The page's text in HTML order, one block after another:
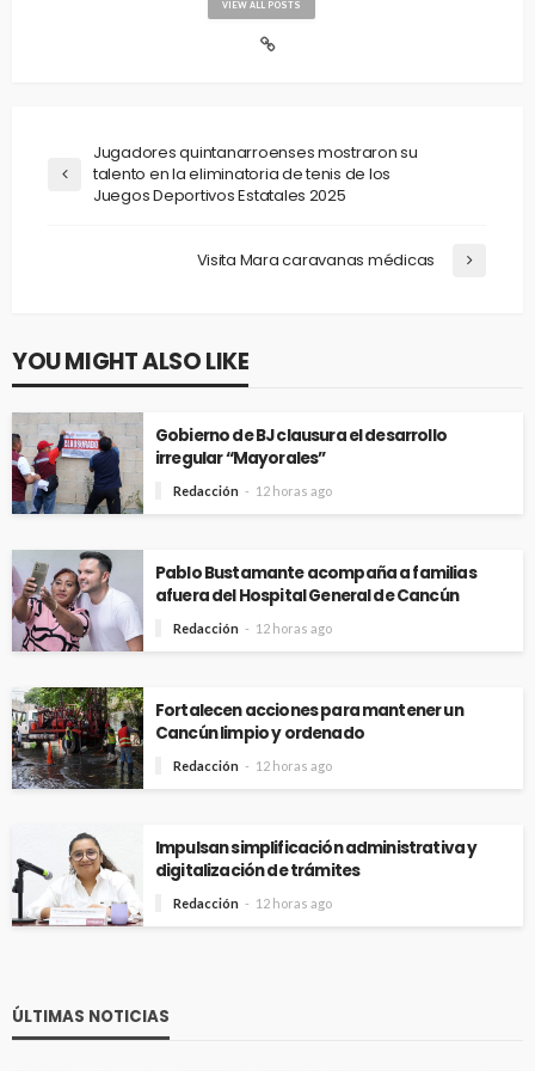
VIEW ALL POSTS
Jugadores quintanarroenses mostraron su
talento en la eliminatoria de tenis de los
Juegos Deportivos Estatales 2025
Visita Mara caravanas médicas
YOU MIGHT ALSO LIKE
Gobierno de BJ clausura el desarrollo
irregular “Mayorales”
Redacción 12 horas ago
Pablo Bustamante acompaña a familias
afuera del Hospital General de Cancún
Redacción 12 horas ago
Fortalecen acciones para mantener un
Cancún limpio y ordenado
Redacción 12 horas ago
Impulsan simplificación administrativa y
digitalización de trámites
Redacción 12 horas ago
ÚLTIMAS NOTICIAS